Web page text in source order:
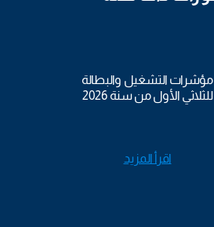
مؤشرات التشغيل والبطالة
للثلاثي الأول من سنة 2026
اقرأ المزيد